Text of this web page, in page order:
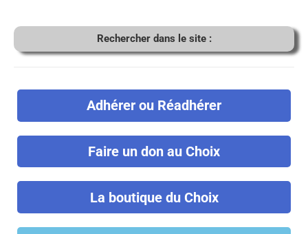
Rechercher dans le site :
Adhérer ou Réadhérer
Faire un don au Choix
La boutique du Choix